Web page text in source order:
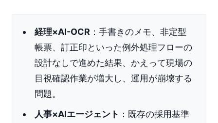
経理×AI-OCR ：手書きのメモ、非定型
帳票、訂正印といった例外処理フローの
設計なしで進めた結果、かえって現場の
目視確認作業が増大し、運用が崩壊する
問題。
人事×AIエージェント ：既存の採用基準